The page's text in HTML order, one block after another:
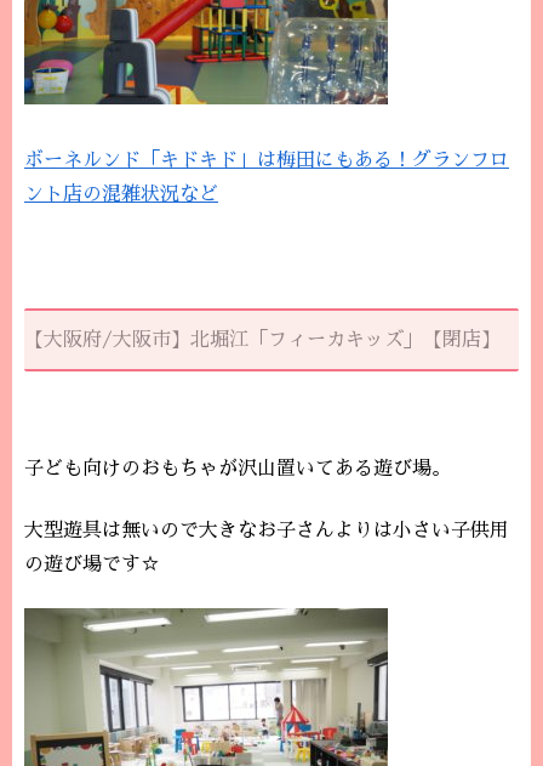
ボーネルンド「キドキド」は梅田にもある！グランフロ
ント店の混雑状況など
【大阪府/大阪市】北堀江「フィーカキッズ」【閉店】
子ども向けのおもちゃが沢山置いてある遊び場。
大型遊具は無いので大きなお子さんよりは小さい子供用
の遊び場です☆